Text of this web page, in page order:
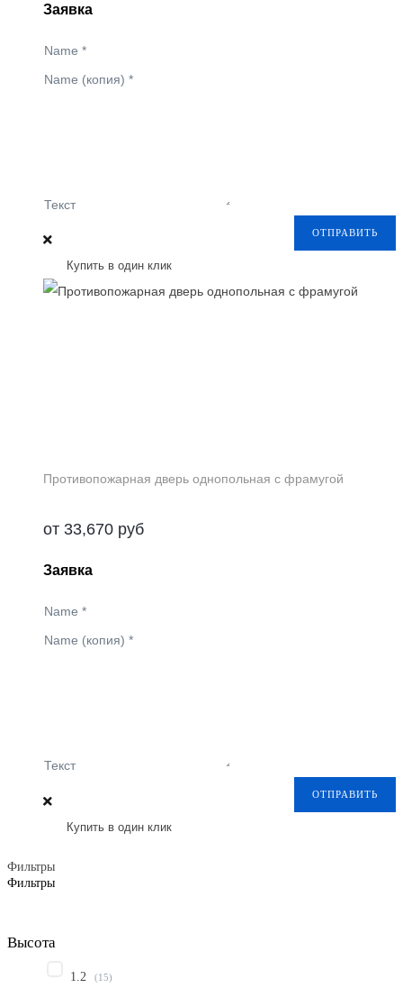
Фильтры
Фильтры
Высота
1.2 (15)
Заявка
Name *
Name (копия) *
Текст
ОТПРАВИТЬ
Купить в один клик
Противопожарная дверь однопольная с фрамугой
от 33,670 руб
Заявка
Name *
Name (копия) *
Текст
ОТПРАВИТЬ
Купить в один клик